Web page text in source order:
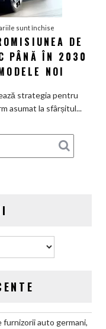
sunt închise
Peugeot
renunță
la
de
a
electric
până
modele
DE
PÂNĂ ÎN 2030
NOI
strategia pentru
asumat la sfârșitul...
furnizorii auto germani,